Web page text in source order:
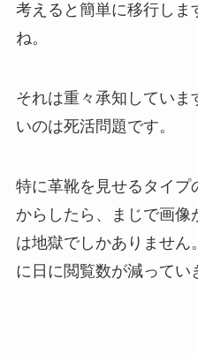
考えると簡単に移行しま
ね。
それは重々承知していま
いのは死活問題です。
特に革靴を見せるタイプ
からしたら、まじで画
は地獄でしかありません
に日に閲覧数が減ってい